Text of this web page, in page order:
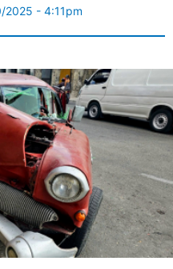
2025 - 4:11pm